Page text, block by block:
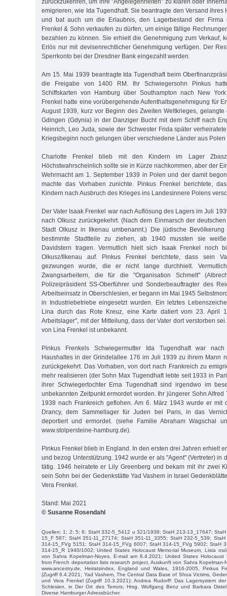
emigrieren, wie Ida Tugendhaft. Sie beantragte den Versand ihres
und bat auch um die Erlaubnis, den Lagerbestand der Firma
Frenkel & Sohn verkaufen zu dürfen, um einige fällige
bezahlen zu können. Sie erhielt die Genehmigung zum Verkauf,
Erlös nur mit devisenrechtlicher Genehmigung verfügen. Der
Sperrkonto bei der Dresdner Bank eingezahlt werden.
Am 15. Mai 1939 beantragte Ida Tugendhaft beim
die Freigabe von 1400 RM. Ihr Schwiegersohn Pinkus
Schiffskarten von Hamburg über Southampton nach New
Frenkel hatte eine vorübergehende Aufenthaltsgenehmigung für
August 1939, kurz vor Beginn des Zweiten Weltkrieges,
Gdingen (Gdynia) in der Danziger Bucht mit dem Schiff nach
Heinrich, Leo Juda, sowie der Schwester Frida später
Kriegsbeginn noch gelungen über verschiedene Länder aus Polen
Charlotte Frenkel blieb mit den Kindern im Lager
Höchstwahrscheinlich sollte sie in Kürze nachkommen, aber der
Wehrmacht am 1. September 1939 in Polen und der damit
machte das Vorhaben zunichte. Pinkus Frenkel berichtete,
Kindern nach Ausbruch des Krieges ins Landesinnere Polens
Der Vater Isaak Frenkel war nach Auflösung des Lagers im Juli
nach Olkusz zurückgekehrt. (Nach dem Einmarsch der
Stadt Olkusz in Ilkenau umbenannt.) Die jüdische
bestimmte Stadtteile zu ziehen, ab 1940 mussten sie
Davidstern tragen. Vermutlich hielt sich Isaak Frenkel noch
Olkusz/Ilkenau auf. Pinkus Frenkel berichtete, dass sein
gezwungen wurde, die er nicht lange durchhielt.
Zwangsarbeitern, die für die "Organisation Schmelt"
Polizeipräsident SS-Oberführer und Sonderbeauftragter des
Arbeitseinsatz in Oberschlesien, er begann im Mai 1945
in Industriebetriebe eingesetzt wurden. Ein letztes
Lina durch das Rote Kreuz, eine Karte datiert vom 23. April
Arbeitslager", mit der Mitteilung, dass der Vater dort verstorben
von Lina Frenkel ist unbekannt.
Pinkus Frenkels Schwiegermutter Ida Tugendhaft war
Haushaltes in der Grindelallee 176 im Juli 1939 zu ihrem Mann
zurückgekehrt. Das Vorhaben, von dort nach Frankreich zu
mehr realisieren (der Sohn Max Tugendhaft lebte seit 1933 in
ihrer Schwiegertochter Erna Tugendhaft sind irgendwo im
unbekannten Zeitpunkt ermordet worden. Ihr jüngerer Sohn Alfred
1938 nach Frankreich geflohen. Am 6. März 1943 wurde er mit
Drancy, dem Sammellager für Juden bei Paris, in das
deportiert und ermordet. (siehe Familie Abraham Wagschal
www.stolpersteine-hamburg.de).
Pinkus Frenkel blieb in England. In den ersten drei Jahren erhielt
und bezog Unterstützung. 1942 wurde er als "Agent" (Vertreter) in
tätig. 1946 heiratete er Lily Greenberg und bekam mit ihr zwei
sein Sohn bei der Gedenkstätte Yad Vashem in Israel
Vera Frenkel.
Stand: Mai 2021
© Susanne Rosendahl
Quellen: 1; 2; 5; 8; StaH 332-5_5412 u 321/1938; StaH 213-13_17647;
15_F 587; StaH 351-11_27174; StaH 351-11_3355; StaH 232-5_539;
314-15_FVg 5151; StaH 314-15_FVg 6007; StaH 314-15_FVg 5902; StaH
314-15_R 1940/1002; United States Holocaust Memorial Museum, Lista
von Sahra Kopelman-Noyes, E-mail am 6.4.2021; United States Holocaust
from French deportation lists research project, Auskunft von Sahra Kopelman-
www.ancestry.de, Heiratsindex, England und Wales, 1916-2005, Pinkus
(Zugriff 6.4.2021; Yad Vashem, The Central Data Base of Shoa Victims,
und Vera Frenkel (Zugriff 10.3.2021); Andrea Rudorff: Das Lagersystem
Schlesien, in Der Ort des Terrors; Hrsg. Wolfgang Benz und Barbara
Diverse Hamburger Adressbücher.